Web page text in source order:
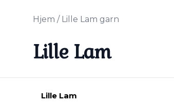
Hjem / Lille Lam garn
Lille Lam
Lille Lam